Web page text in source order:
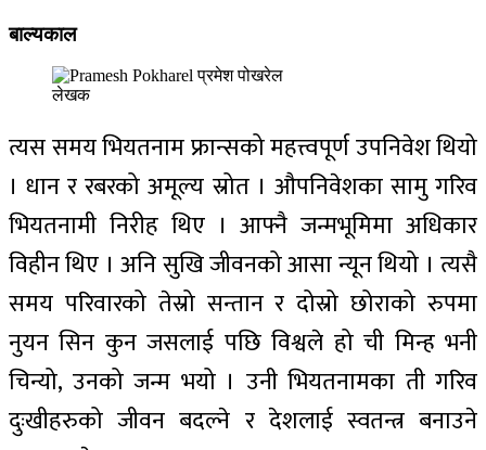
बाल्यकाल
लेखक
त्यस समय भियतनाम फ्रान्सको महत्त्वपूर्ण उपनिवेश थियो
। धान र रबरको अमूल्य स्रोत । औपनिवेशका सामु गरिव
भियतनामी निरीह थिए । आफ्नै जन्मभूमिमा अधिकार
विहीन थिए । अनि सुखि जीवनको आसा न्यून थियो । त्यसै
समय परिवारको तेस्रो सन्तान र दोस्रो छोराको रुपमा
नुयन सिन कुन जसलाई पछि विश्वले हो ची मिन्ह भनी
चिन्यो, उनको जन्म भयो । उनी भियतनामका ती गरिव
दुःखीहरुको जीवन बदल्ने र देशलाई स्वतन्त्र बनाउने